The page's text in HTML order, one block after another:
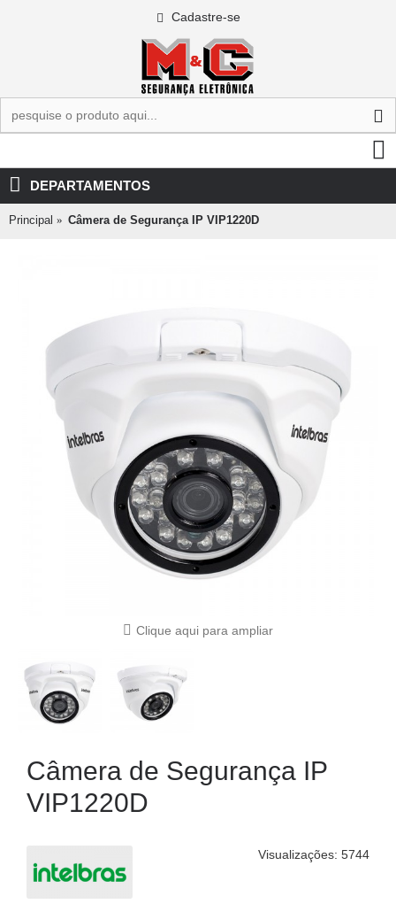
Cadastre-se
DEPARTAMENTOS
Principal Câmera de Segurança IP VIP1220D
Clique aqui para ampliar
Câmera de Segurança IP
VIP1220D
Visualizações: 5744